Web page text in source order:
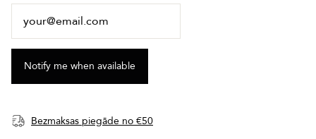
Bezmaksas piegāde no €50